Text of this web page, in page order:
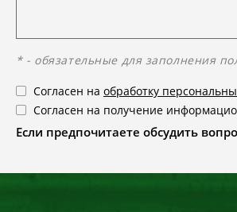
* - обязательные для заполнения
Согласен на обработку
Согласен на получение
Если предпочитаете обсудить